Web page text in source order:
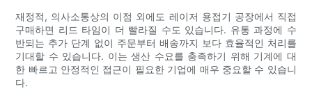
재정적, 의사소통상의 이점 외에도 레이저 용접기 공장에서 직접
구매하면 리드 타임이 더 빨라질 수도 있습니다. 유통 과정에 수
반되는 추가 단계 없이 주문부터 배송까지 보다 효율적인 처리를
기대할 수 있습니다. 이는 생산 수요를 충족하기 위해 기계에 대
한 빠르고 안정적인 접근이 필요한 기업에 매우 중요할 수 있습니
다.